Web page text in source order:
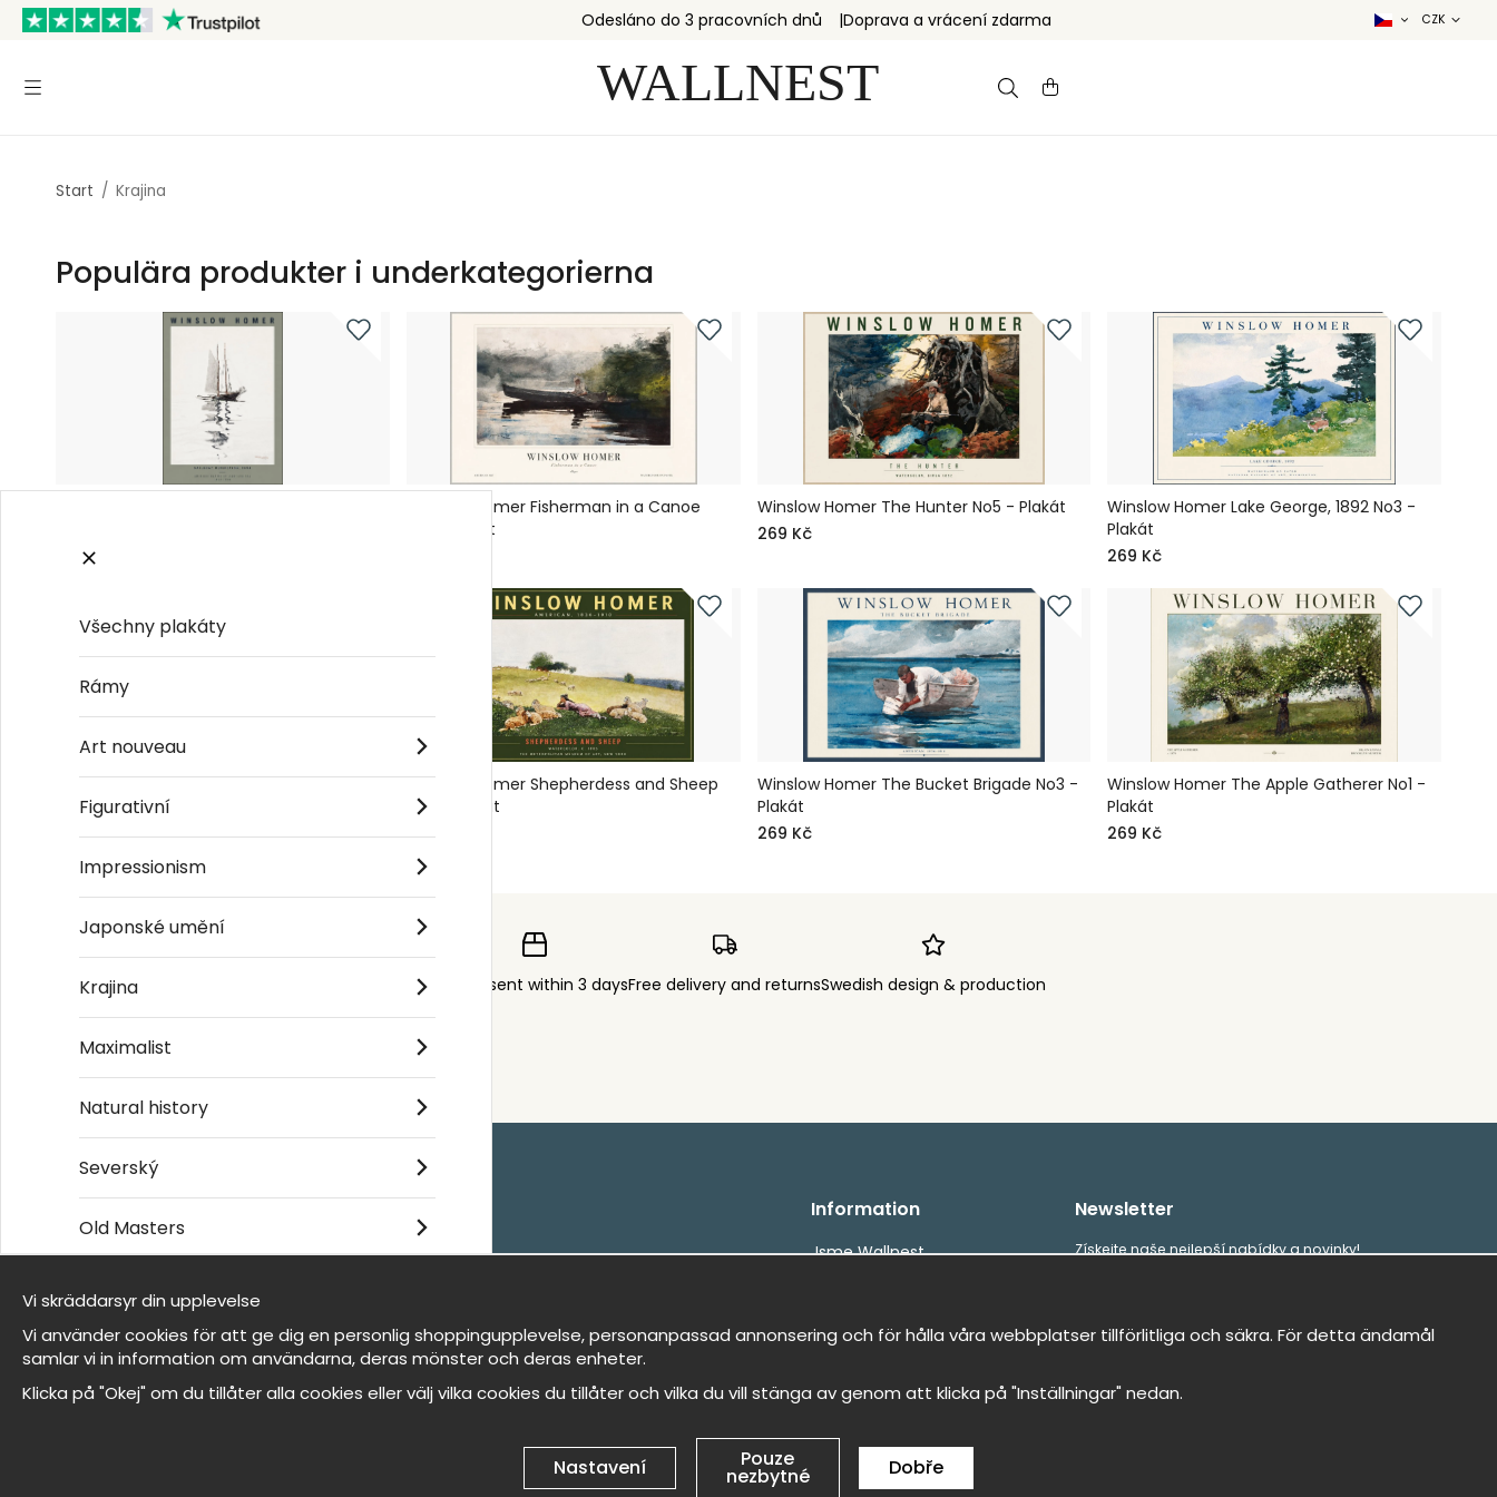
Odesláno do 3 pracovních dnů Doprava a vrácení zdarma
Start / Krajina
Populära produkter i underkategorierna
269 Kč
Winslow Homer Fisherman in a Canoe
No1 - Plakát
Winslow Homer The Hunter No5 - Plakát
269 Kč
Winslow Homer Lake George, 1892 No3 -
Plakát
269 Kč
Winslow Homer Coast Scene No1 - Plakát
269 Kč
Winslow Homer Shepherdess and Sheep
No5 - Plakát
269 Kč
Winslow Homer The Bucket Brigade No3 -
Plakát
269 Kč
Winslow Homer The Apple Gatherer No1 -
Plakát
269 Kč
Order sent within 3 daysFree delivery and returnsSwedish design & production
Kontakta oss
- Leverans - enkelt, snabbt &amp; gratis
Om cookies
Mina favoriter
Information
Jsme Wallnest
Newsletter
Získejte naše nejlepší nabídky a novinky!
adresa
Všechny plakáty
Rámy
Art nouveau
Figurativní
Impressionism
Japonské umění
Krajina
Maximalist
Natural history
Severský
Old Masters
Jsme Wallnest
FAQ
Vi skräddarsyr din upplevelse
Vi använder cookies för att ge dig en personlig shoppingupplevelse, personanpassad annonsering och för hålla våra webbplatser tillförlitliga och säkra. För detta ändamål
samlar vi in information om användarna, deras mönster och deras enheter.
Klicka på "Okej" om du tillåter alla cookies eller välj vilka cookies du tillåter och vilka du vill stänga av genom att klicka på "Inställningar" nedan.
Nastavení Pouze
nezbytné Dobře